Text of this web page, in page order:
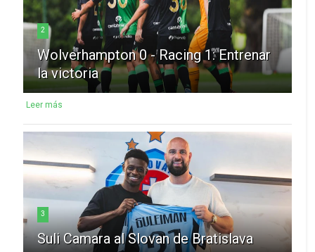
2
Wolverhampton 0 - Racing 1: Entrenar
la victoria
Leer más
3
Suli Camara al Slovan de Bratislava